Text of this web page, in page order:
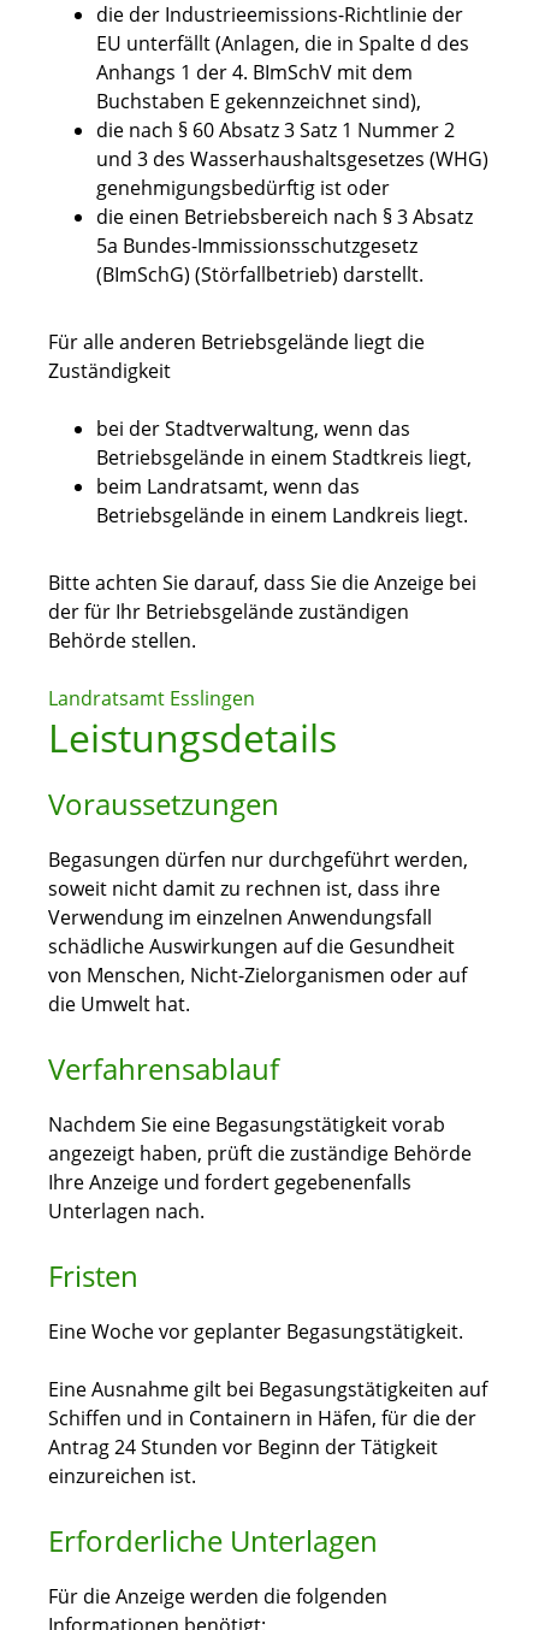
die der Industrieemissions-Richtlinie der
EU unterfällt (Anlagen, die in Spalte d des
Anhangs 1 der 4. BImSchV mit dem
Buchstaben E gekennzeichnet sind),
die nach § 60 Absatz 3 Satz 1 Nummer 2
und 3 des Wasserhaushaltsgesetzes (WHG)
genehmigungsbedürftig ist oder
die einen Betriebsbereich nach § 3 Absatz
5a Bundes-Immissionsschutzgesetz
(BImSchG) (Störfallbetrieb) darstellt.
Für alle anderen Betriebsgelände liegt die
Zuständigkeit
bei der Stadtverwaltung, wenn das
Betriebsgelände in einem Stadtkreis liegt,
beim Landratsamt, wenn das
Betriebsgelände in einem Landkreis liegt.
Bitte achten Sie darauf, dass Sie die Anzeige bei
der für Ihr Betriebsgelände zuständigen
Behörde stellen.
Landratsamt Esslingen
Leistungsdetails
Voraussetzungen
Begasungen dürfen nur durchgeführt werden,
soweit nicht damit zu rechnen ist, dass ihre
Verwendung im einzelnen Anwendungsfall
schädliche Auswirkungen auf die Gesundheit
von Menschen, Nicht-Zielorganismen oder auf
die Umwelt hat.
Verfahrensablauf
Nachdem Sie eine Begasungstätigkeit vorab
angezeigt haben, prüft die zuständige Behörde
Ihre Anzeige und fordert gegebenenfalls
Unterlagen nach.
Fristen
Eine Woche vor geplanter Begasungstätigkeit.
Eine Ausnahme gilt bei Begasungstätigkeiten auf
Schiffen und in Containern in Häfen, für die der
Antrag 24 Stunden vor Beginn der Tätigkeit
einzureichen ist.
Erforderliche Unterlagen
Für die Anzeige werden die folgenden